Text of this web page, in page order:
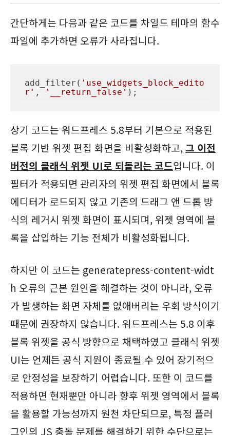
간단하게는 다음과 같은 코드를 차일드 테마의 함수
파일에 추가하면 오류가 사라집니다.
add_filter( 'use_widgets_block_edito
r' , '__return_false' );
상기 코드는 워드프레스 5.8부터 기본으로 적용된
블록 기반 위젯 편집 화면을 비활성화하고, 그 이전
버전의 클래식 위젯 UI로 되돌리는 코드입니다. 이
필터가 적용되면 관리자의 위젯 편집 화면에서 블록
에디터가 로드되지 않고 기존의 드래그 앤 드롭 방
식의 레거시 위젯 화면이 표시되며, 위젯 영역에 블
록을 삽입하는 기능 전체가 비활성화됩니다.
하지만 이 코드는 generatepress-content-widt
h 오류의 근본 원인을 해결하는 것이 아니라, 오류
가 발생하는 화면 자체를 없애버리는 우회 방식이기
때문에 권장하지 않습니다. 워드프레스는 5.8 이후
블록 위젯을 공식 방향으로 채택하였고 클래식 위젯
UI는 언제든 공식 지원이 종료될 수 있어 장기적으
로 안정성을 보장하기 어렵습니다. 또한 이 코드를
적용하면 현재뿐만 아니라 향후 위젯 영역에서 블록
을 활용할 가능성까지 원천 차단되므로, 특정 플러
그인의 JS 충돌 문제를 해결하기 위한 수단으로는